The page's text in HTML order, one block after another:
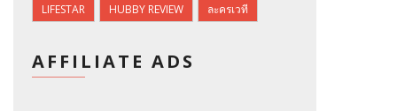
LIFESTAR
HUBBY REVIEW ละครเวที
AFFILIATE ADS